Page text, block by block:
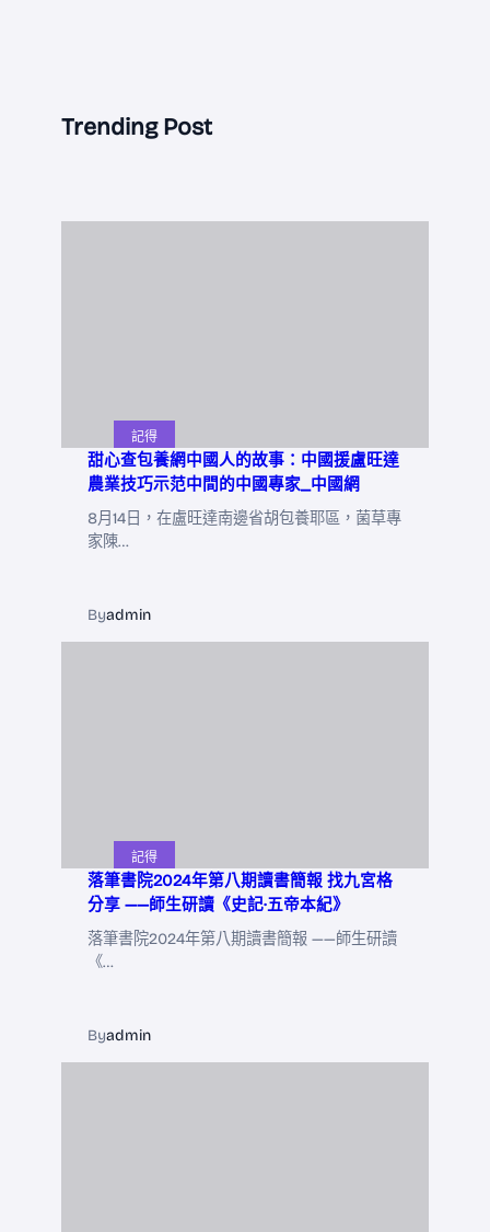
Trending Post
記得
甜心查包養網中國人的故事：中國援盧旺達
農業技巧示范中間的中國專家_中國網
8月14日，在盧旺達南邊省胡包養耶區，菌草專
家陳…
Byadmin
記得
落筆書院2024年第八期讀書簡報 找九宮格
分享 ——師生研讀《史記·五帝本紀》
落筆書院2024年第八期讀書簡報 ——師生研讀
《…
Byadmin